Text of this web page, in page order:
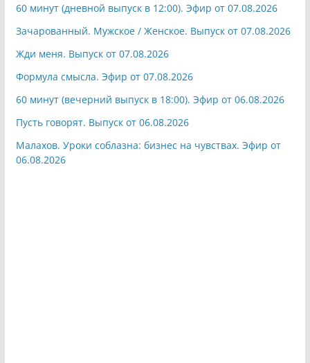
60 минут (дневной выпуск в 12:00). Эфир от 07.08.2026
Зачарованный. Мужское / Женское. Выпуск от 07.08.2026
Жди меня. Выпуск от 07.08.2026
Формула смысла. Эфир от 07.08.2026
60 минут (вечерний выпуск в 18:00). Эфир от 06.08.2026
Пусть говорят. Выпуск от 06.08.2026
Малахов. Уроки соблазна: бизнес на чувствах. Эфир от
06.08.2026